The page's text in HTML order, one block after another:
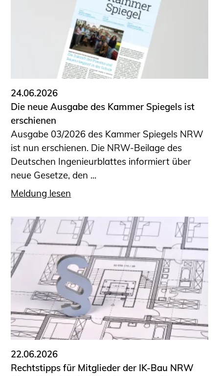
24.06.2026
Die neue Ausgabe des Kammer Spiegels ist
erschienen
Ausgabe 03/2026 des Kammer Spiegels NRW
ist nun erschienen. Die NRW-Beilage des
Deutschen Ingenieurblattes informiert über
neue Gesetze, den ...
Meldung lesen
22.06.2026
Rechtstipps für Mitglieder der IK-Bau NRW